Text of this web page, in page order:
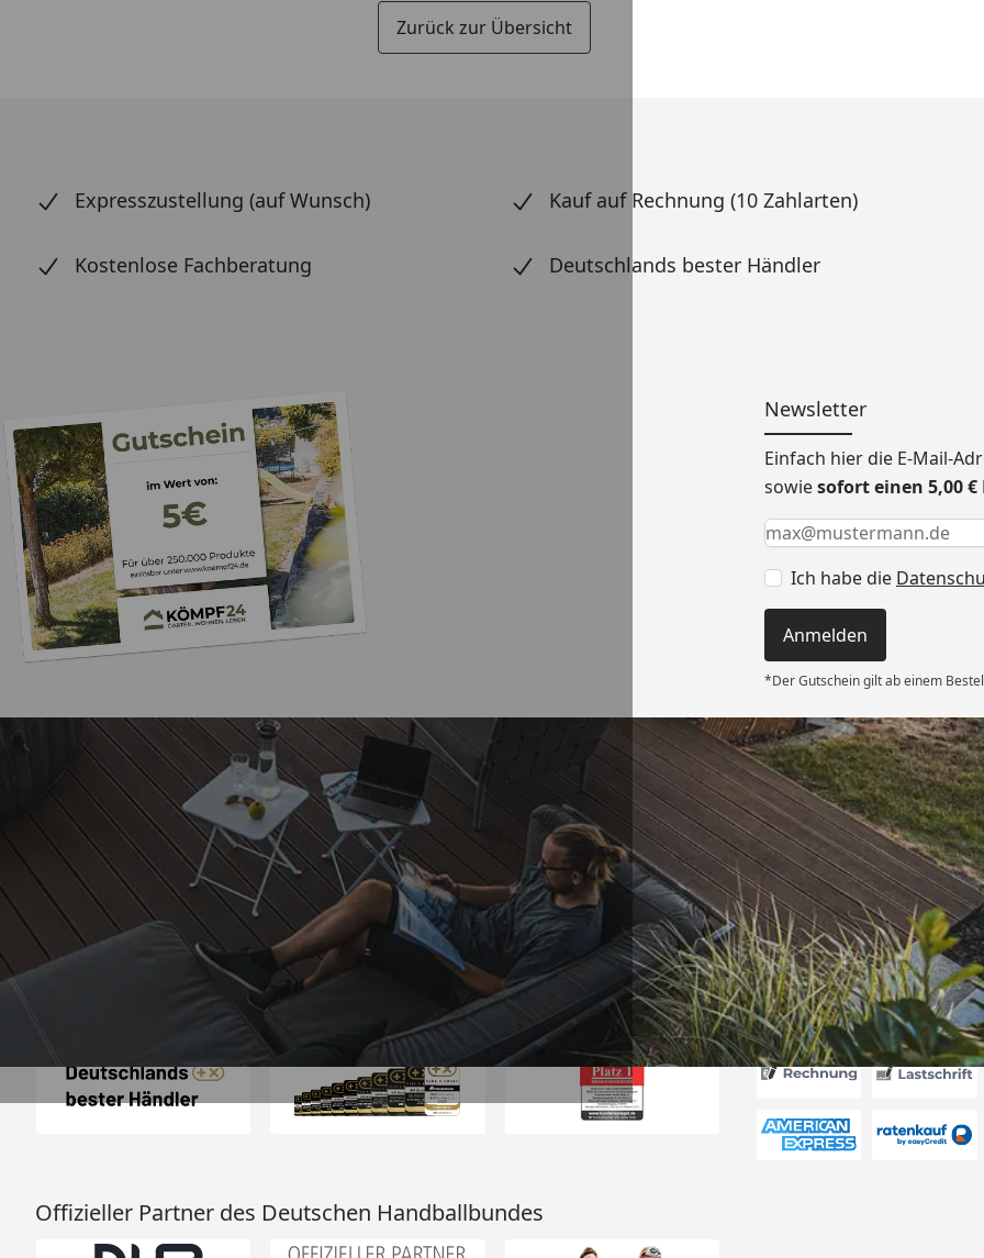
Zurück zur Übersicht
Expresszustellung (auf Wunsch) Kauf auf Rechnung (10 Zahlarten)
Kostenlose Fachberatung Deutschlands bester Händler
Newsletter
Einfach hier die E-Mail-
sowiesofort einen 5,00
Keine Eingabe erforderlich
Eingabe erforderlich
E-Mail *
Ich habe die
Anmelden
*Der Gutschein gilt ab einem
Trusted Shops
4,93/ 5
Sehr gut
„Schnelle Lieferung und gut
verpackt. Gerne wieder!“
11.05.2026
Versand
Akzeptierte
Offizieller Partner des Deutschen Handballbundes